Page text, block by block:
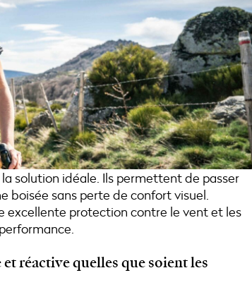
solution idéale. Ils permettent de passer
boisée sans perte de confort visuel.
excellente protection contre le vent et les
et réactive quelles que soient les